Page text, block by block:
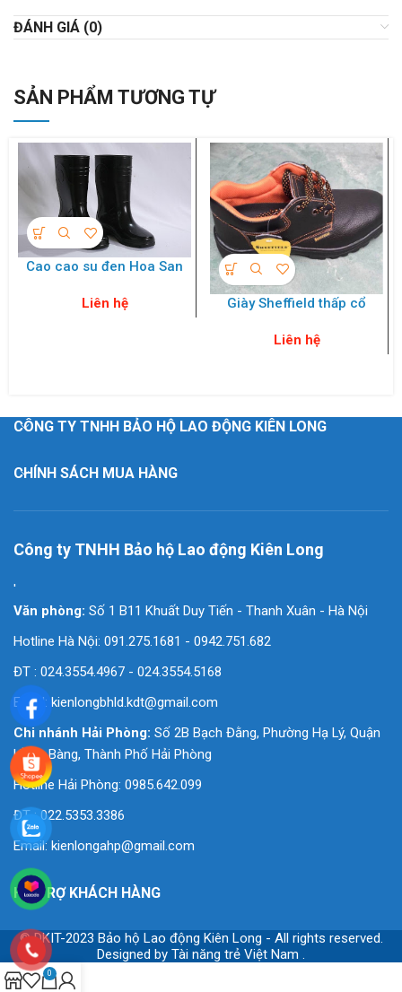
ĐÁNH GIÁ (0)
SẢN PHẨM TƯƠNG TỰ
Cao cao su đen Hoa San
Liên hệ Giày Sheffield thấp cổ
Liên hệ
CÔNG TY TNHH BẢO HỘ LAO ĐỘNG KIÊN LONG
CHÍNH SÁCH MUA HÀNG
Công ty TNHH Bảo hộ Lao động Kiên Long
'
Văn phòng: Số 1 B11 Khuất Duy Tiến - Thanh Xuân - Hà Nội
Hotline Hà Nội: 091.275.1681 - 0942.751.682
ĐT : 024.3554.4967 - 024.3554.5168
Email:kienlongbhld.kdt@gmail.com
Chi nhánh Hải Phòng: Số 2B Bạch Đằng, Phường Hạ Lý, Quận
Hồng Bàng, Thành Phố Hải Phòng
Hotline Hải Phòng: 0985.642.099
ĐT : 022.5353.3386
Email:kienlongahp@gmail.com
HỖ TRỢ KHÁCH HÀNG
© DKIT-2023 Bảo hộ Lao động Kiên Long - All rights reserved.
Designed by Tài năng trẻ Việt Nam .
0